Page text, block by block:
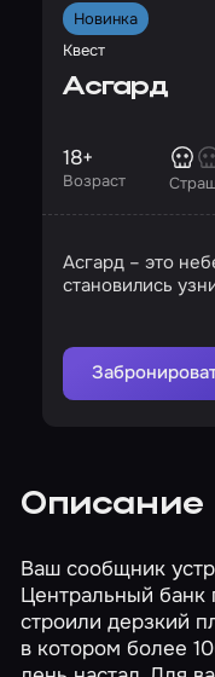
Новинка
Квест
Асгард
Возраст
18+
Асгард – это
становились
Описание
Ваш сообщник
Центральный банк
строили дерзкий
в котором более